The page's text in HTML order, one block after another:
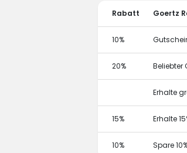
Rabatt Goertz
10%
20% Beliebter
Erhalte
15% Erhalte
10% Spare